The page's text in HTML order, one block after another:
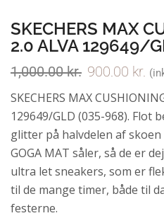
SKECHERS MAX
2.0 ALVA 129649/
1,000.00kr. 900.00 kr.
SKECHERS MAX
129649/GLD (035-968). Flot
glitter på halvdelen af skoen
GOGA MAT såler, så de er
ultra let sneakers, som er
til de mange timer, både til
festerne.